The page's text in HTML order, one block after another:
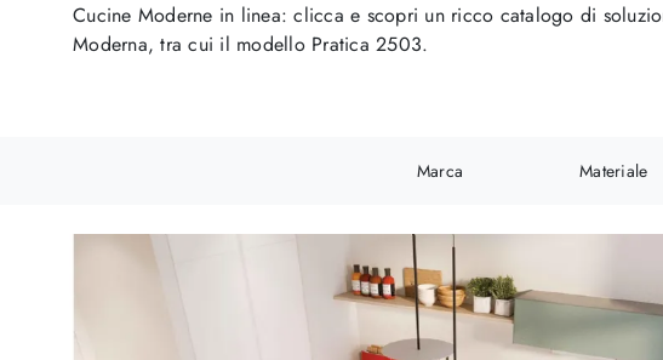
Cucine Moderne in linea: clicca e scopri un ricco catalogo di
Moderna, tra cui il modello Pratica 2503.
Marca Materiale